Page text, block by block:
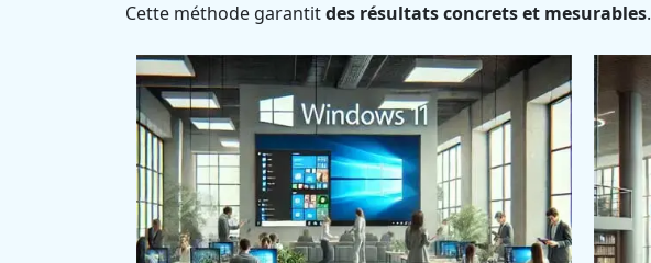
Cette méthode garantitdes résultats concrets et mesurables.